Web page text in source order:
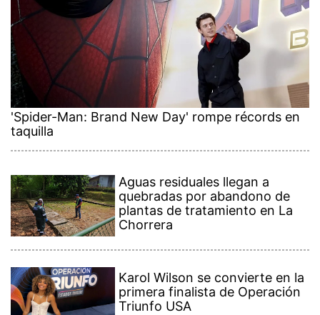
'Spider-Man: Brand New Day' rompe récords en
taquilla
Aguas residuales llegan a
quebradas por abandono de
plantas de tratamiento en La
Chorrera
Karol Wilson se convierte en la
primera finalista de Operación
Triunfo USA